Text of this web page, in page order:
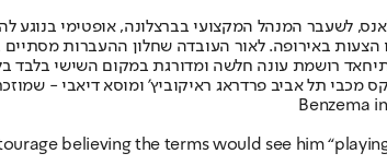
לשעבר המנהל המקצועי בברצלונה, אופטימי בנוגע
הצעות באירופה. לאור העובדה שחלון ההעברות
מכבי תל אביב פרדראג ראיקוביץ' ומוסא דיאבי -
Benzema
believing the terms would see him